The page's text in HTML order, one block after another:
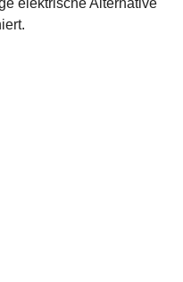
elektrische Alternative